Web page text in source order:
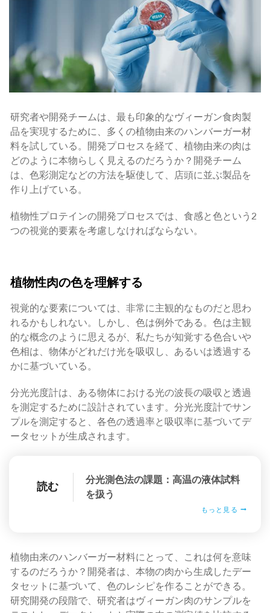
研究者や開発チームは、最も印象的なヴィーガン食肉製
品を実現するために、多くの植物由来のハンバーガー材
料を試している。開発プロセスを経て、植物由来の肉は
どのように本物らしく見えるのだろうか？開発チーム
は、色彩測定などの方法を駆使して、店頭に並ぶ製品を
作り上げている。
植物性プロテインの開発プロセスでは、食感と色という2
つの視覚的要素を考慮しなければならない。
植物性肉の色を理解する
視覚的な要素については、非常に主観的なものだと思わ
れるかもしれない。しかし、色は例外である。色は主観
的な概念のように思えるが、私たちが知覚する色合いや
色相は、物体がどれだけ光を吸収し、あるいは透過する
かに基づいている。
分光光度計は、ある物体における光の波長の吸収と透過
を測定するために設計されています。分光光度計でサン
プルを測定すると、各色の透過率と吸収率に基づいてデ
ータセットが生成されます。
読む
分光測色法の課題：高温の液体試料
を扱う
もっと見る
植物由来のハンバーガー材料にとって、これは何を意味
するのだろうか？開発者は、本物の肉から生成したデー
タセットに基づいて、色のレシピを作ることができる。
研究開発の段階で、研究者はヴィーガン肉のサンプルを